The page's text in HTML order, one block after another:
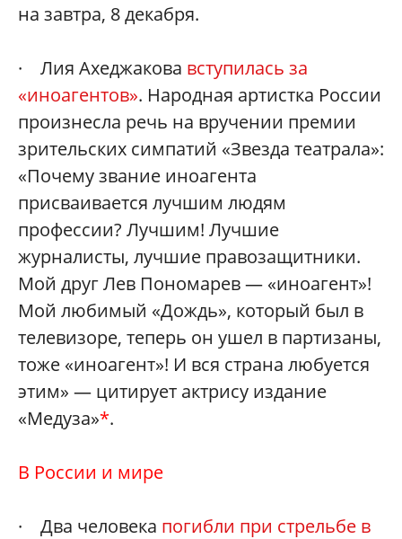
на завтра, 8 декабря.
· Лия Ахеджакова вступилась за
«иноагентов». Народная артистка России
произнесла речь на вручении премии
зрительских симпатий «Звезда театрала»:
«Почему звание иноагента
присваивается лучшим людям
профессии? Лучшим! Лучшие
журналисты, лучшие правозащитники.
Мой друг Лев Пономарев — «иноагент»!
Мой любимый «Дождь», который был в
телевизоре, теперь он ушел в партизаны,
тоже «иноагент»! И вся страна любуется
этим» — цитирует актрису издание
«Медуза»*.
В России и мире
· Два человека погибли при стрельбе в